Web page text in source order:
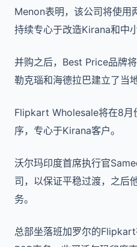
Menon表明，该公司将使用
持续专心于改造Kirana和中
并购之后，Best Price品牌
勒克瑙和海德拉巴建立了当
Flipkart Wholesale将在8月
序，专心于Kirana客户。
沃尔玛印度首席执行官
司，以保证平稳过渡，之后
务。
总部坐落班加罗尔的